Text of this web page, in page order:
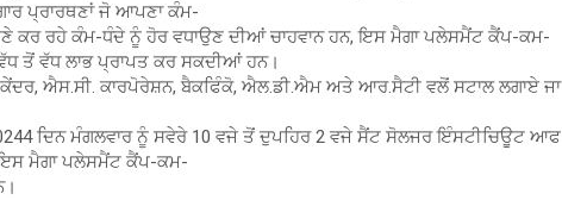
ਪ੍ਰਾਰਥਣਾਂ ਜੋ ਆਪਣਾ ਕੰਮ-
ਕਰ ਰਹੇ ਕੰਮ-ਧੰਦੇ ਨੂੰ ਹੋਰ ਵਧਾਉਣ ਦੀਆਂ ਚਾਹਵਾਨ ਹਨ, ਇਸ ਮੈਗਾ ਪਲੇਸਮੈਂਟ ਕੈਂਪ-ਕਮ-
ਤੋਂ ਵੱਧ ਲਾਭ ਪ੍ਰਾਪਤ ਕਰ ਸਕਦੀਆਂ ਹਨ।
ਐਸ.ਸੀ. ਕਾਰਪੋਰੇਸ਼ਨ, ਬੈਕਫਿੰਕੋ, ਐਲ.ਡੀ.ਐਮ ਅਤੇ ਆਰ.ਸੈਟੀ ਵਲੋਂ ਸਟਾਲ ਲਗਾਏ ਜਾ
ਦਿਨ ਮੰਗਲਵਾਰ ਨੂੰ ਸਵੇਰੇ 10 ਵਜੇ ਤੋਂ ਦੁਪਹਿਰ 2 ਵਜੇ ਸੈਂਟ ਸੋਲਜਰ ਇੰਸਟੀਚਿਊਟ ਆਫ
ਇਸ ਮੈਗਾ ਪਲੇਸਮੈਂਟ ਕੈਂਪ-ਕਮ-